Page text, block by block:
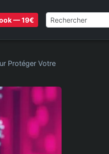
— 19€
Protéger Votre